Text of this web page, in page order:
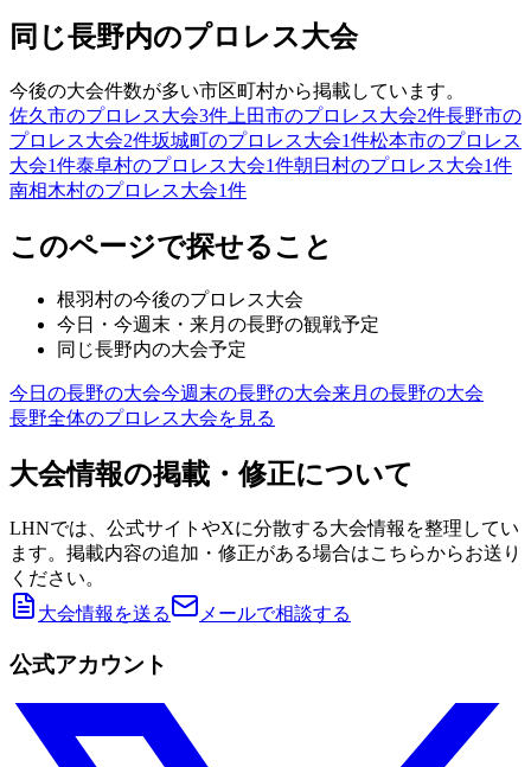
同じ長野内のプロレス大会
今後の大会件数が多い市区町村から掲載しています。
佐久市のプロレス大会3件 上田市のプロレス大会2件長野市の
プロレス大会2件坂城町のプロレス大会1件松本市のプロレス
大会1件泰阜村のプロレス大会1件朝日村のプロレス大会1件
南相木村のプロレス大会1件
このページで探せること
根羽村の今後のプロレス大会
今日・今週末・来月の長野の観戦予定
同じ長野内の大会予定
今日の長野の大会今週末の長野の大会来月の長野の大会
長野全体のプロレス大会を見る
大会情報の掲載・修正について
LHNでは、公式サイトやXに分散する大会情報を整理してい
ます。掲載内容の追加・修正がある場合はこちらからお送り
ください。
大会情報を送る
メールで相談する
公式アカウント